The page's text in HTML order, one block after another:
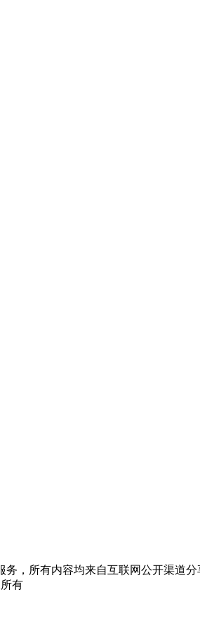
，所有内容均来自互联网公开渠道
有